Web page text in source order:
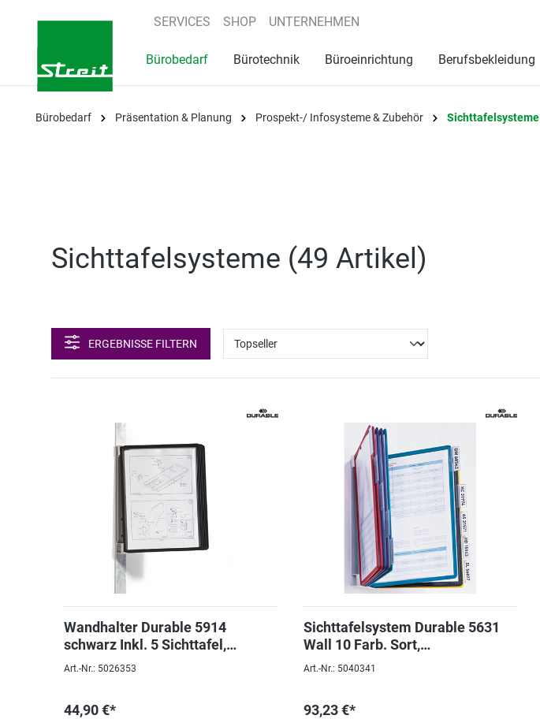
Zur Hauptnavigation springen
SERVICES SHOP UNTERNEHMEN
Bürobedarf Bürotechnik Büroeinrichtung Berufsbekleidung
Bürobedarf Präsentation & Planung Prospekt-/ Infosysteme & Zubehör Sichttafelsysteme
Sichttafelsysteme (49 Artikel )
ERGEBNISSE FILTERN
Wandhalter Durable 5914
schwarz Inkl. 5 Sichttafel,
Magnetisch
Art.-Nr.: 5026353
44,90 €*
Sichttafelsystem Durable 5631
Wall 10 Farb. Sort,
Komplettsystem
Art.-Nr.: 5040341
93,23 €*